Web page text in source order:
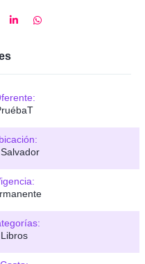
Libros